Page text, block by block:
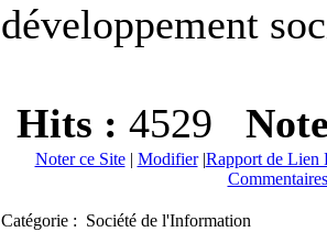
développement
Hits : 4529
Noter ce Site| Modifier|Rapport de Lien
Catégorie : Société de l'Information